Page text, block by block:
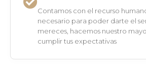
Contamos con el recurso
necesario para poder darte el
mereces, hacemos nuestro
cumplir tus expectativas